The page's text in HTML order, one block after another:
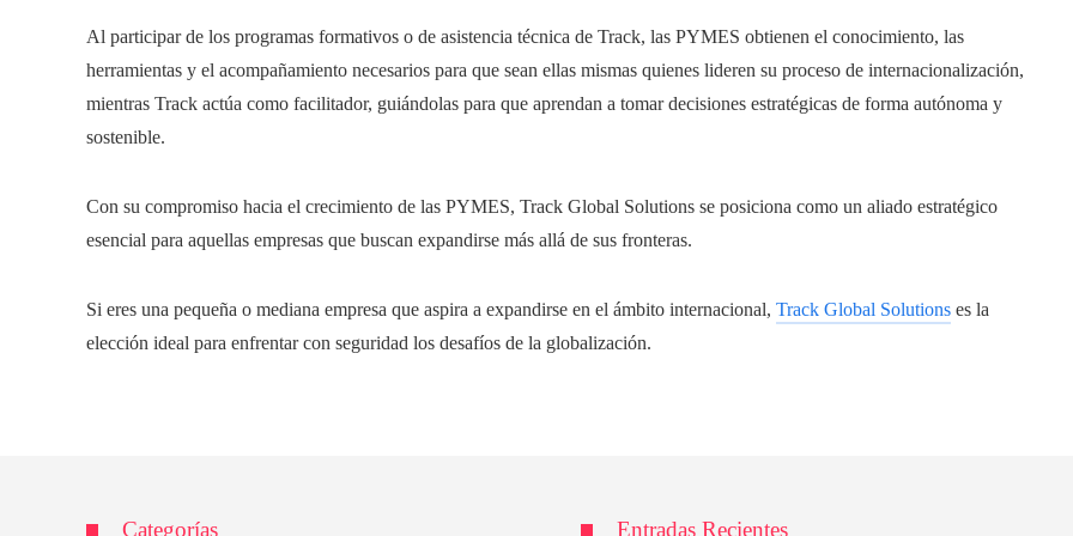
Al participar de los programas formativos o de asistencia técnica de Track, las PYMES obtienen el conocimiento, las
herramientas y el acompañamiento necesarios para que sean ellas mismas quienes lideren su proceso de internacionalización,
mientras Track actúa como facilitador, guiándolas para que aprendan a tomar decisiones estratégicas de forma autónoma y
sostenible.
Con su compromiso hacia el crecimiento de las PYMES, Track Global Solutions se posiciona como un aliado estratégico
esencial para aquellas empresas que buscan expandirse más allá de sus fronteras.
Si eres una pequeña o mediana empresa que aspira a expandirse en el ámbito internacional, Track Global Solutions es la
elección ideal para enfrentar con seguridad los desafíos de la globalización.
Categorías Entradas Recientes